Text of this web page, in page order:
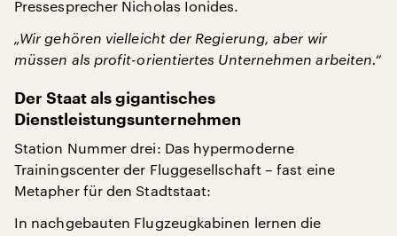
Pressesprecher Nicholas Ionides.
„Wir gehören vielleicht der Regierung, aber wir
müssen als profit-orientiertes Unternehmen arbeiten.“
Der Staat als gigantisches
Dienstleistungsunternehmen
Station Nummer drei: Das hypermoderne
Trainingscenter der Fluggesellschaft – fast eine
Metapher für den Stadtstaat:
In nachgebauten Flugzeugkabinen lernen die